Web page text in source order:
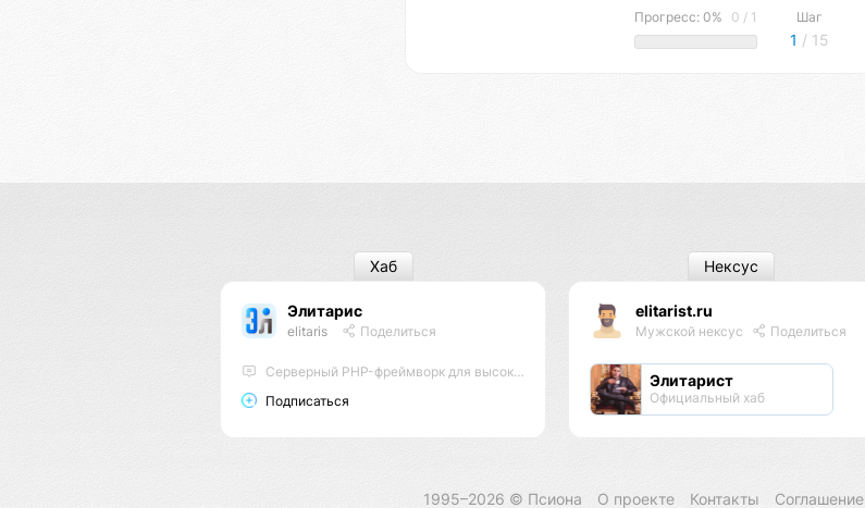
Прогресс: 0% 0 / 1 Шаг
1 / 15
Элитарис
elitaris Поделиться
Серверный PHP-фреймворк для высоконагруженных проектов
Подписаться
Хаб
elitarist.ru
Мужской нексус Поделиться
Элитарист
Официальный хаб
Нексус
1995–2026 © Псиона О проекте Контакты Соглашение